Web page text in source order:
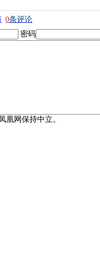
0条评论
密码
凰网保持中立。